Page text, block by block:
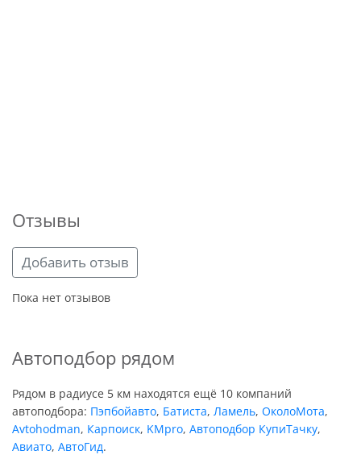
Отзывы
Добавить отзыв
Пока нет отзывов
Автоподбор рядом
Рядом в радиусе 5 км находятся ещё 10 компаний
автоподбора: Пэпбойавто, Батиста, Ламель, ОколоМота,
Avtohodman, Карпоиск, KMpro, Автоподбор КупиТачку,
Авиато, АвтоГид.